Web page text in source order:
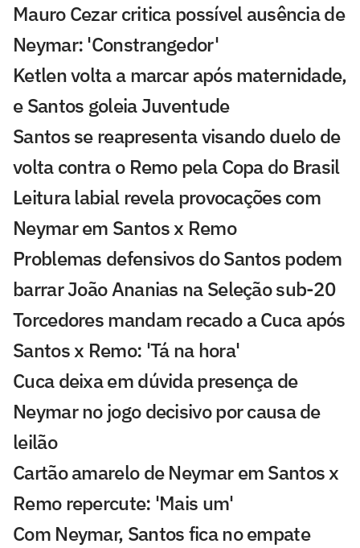
Mauro Cezar critica possível ausência de
Neymar: 'Constrangedor'
Ketlen volta a marcar após maternidade,
e Santos goleia Juventude
Santos se reapresenta visando duelo de
volta contra o Remo pela Copa do Brasil
Leitura labial revela provocações com
Neymar em Santos x Remo
Problemas defensivos do Santos podem
barrar João Ananias na Seleção sub-20
Torcedores mandam recado a Cuca após
Santos x Remo: 'Tá na hora'
Cuca deixa em dúvida presença de
Neymar no jogo decisivo por causa de
leilão
Cartão amarelo de Neymar em Santos x
Remo repercute: 'Mais um'
Com Neymar, Santos fica no empate